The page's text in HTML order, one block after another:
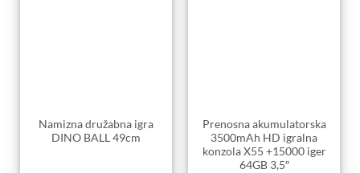
Namizna družabna igra
DINO BALL 49cm
Prenosna akumulatorska
3500mAh HD igralna
konzola X55 +15000 iger
64GB 3,5″